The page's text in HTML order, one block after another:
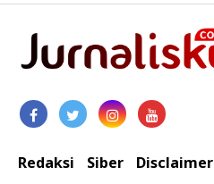
Redaksi Siber Disclaimer